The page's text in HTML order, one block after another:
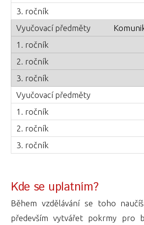
Kde se uplatním?
Během vzdělávání se toho
především vytvářet pokrmy pro